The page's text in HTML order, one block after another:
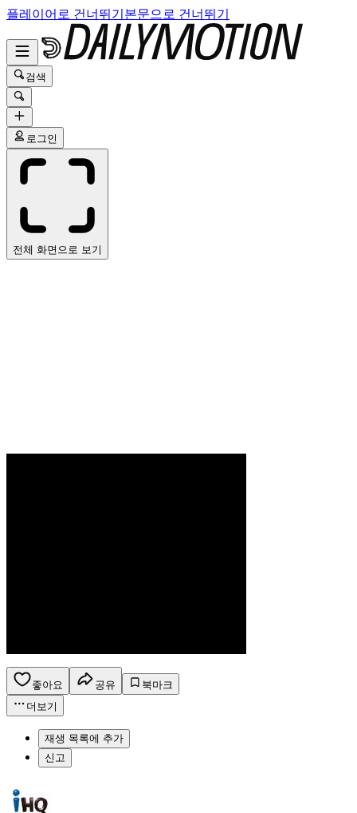
플레이어로 건너뛰기 본문으로 건너뛰기
검색
로그인
전체 화면으로 보기
좋아요 공유
북마크
더보기
재생 목록에 추가
신고